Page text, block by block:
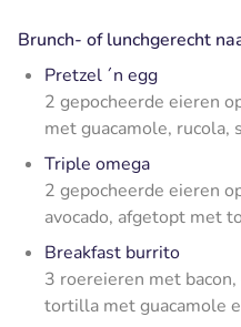
Brunch- of lunchgerecht
Pretzel ´n egg
2 gepocheerde eieren
met guacamole, rucola,
Triple omega
2 gepocheerde eieren
avocado, afgetopt met
Breakfast burrito
3 roereieren met
tortilla met guacamole